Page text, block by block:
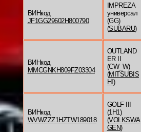
ВИНкод
JF1GG29602H800790
IMPREZA
универсал
(GG)
(SUBARU)
ВИНкод
MMCGNKH809FZ03304
OUTLAND
ER II
(CW_W)
(MITSUBIS
HI )
ВИНкод
WVWZZZ1HZTW189018
GOLF III
(1H1)
(VOLKSWA
GEN)